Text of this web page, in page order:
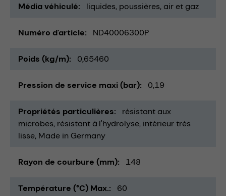
Média véhiculé liquides poussières air et gaz
Numéro d'article ND40006300P
Poids (kg/m) 0,65460
Pression de service maxi (bar) 0,19
Propriétés particulières
résistant aux
microbes résistant à l'hydrolyse intérieur très
lisse Made in Germany
Rayon de courbure (mm) 148
Température (°C) Max. 60